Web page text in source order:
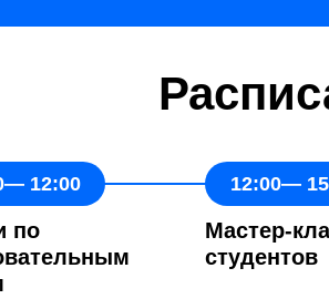
по
Мастер-
студентов
12:00—
12:00